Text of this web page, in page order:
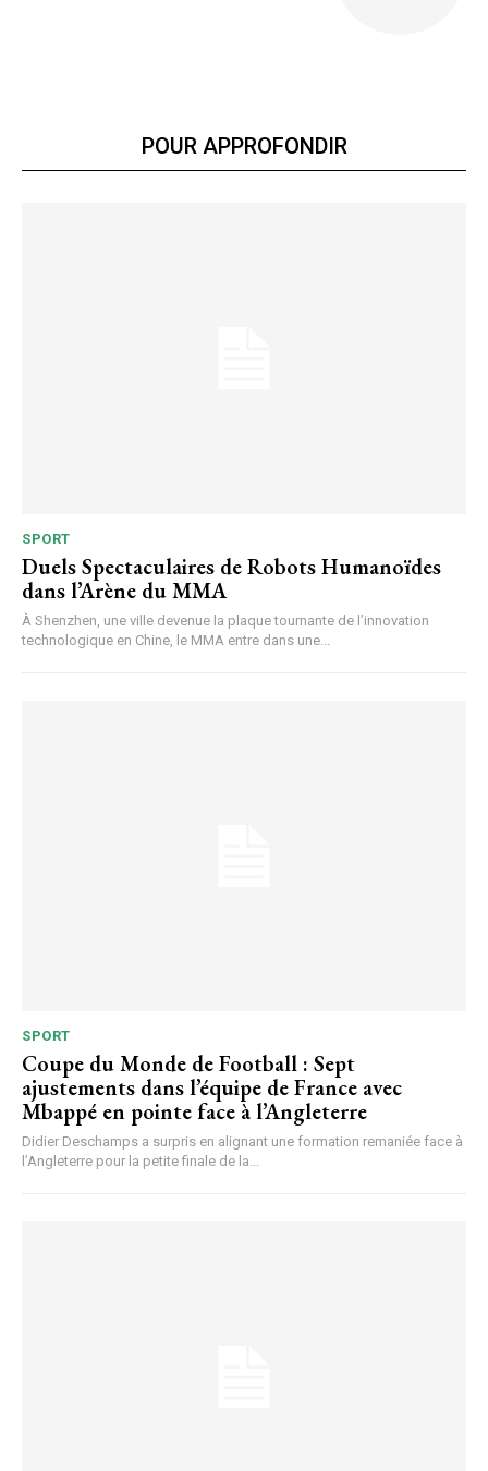
POUR APPROFONDIR
SPORT
Duels Spectaculaires de Robots Humanoïdes
dans l’Arène du MMA
À Shenzhen, une ville devenue la plaque tournante de l’innovation
technologique en Chine, le MMA entre dans une...
SPORT
Coupe du Monde de Football : Sept
ajustements dans l’équipe de France avec
Mbappé en pointe face à l’Angleterre
Didier Deschamps a surpris en alignant une formation remaniée face à
l’Angleterre pour la petite finale de la...